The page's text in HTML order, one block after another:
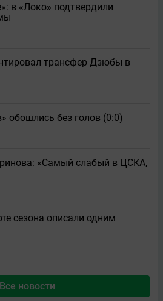
в «Локо» подтвердили
трансфер Дзюбы в
обошлись без голов (0:0)
«Самый слабый в ЦСКА,
сезона описали одним
Все новости